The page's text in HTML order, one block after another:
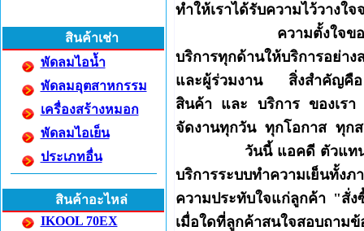
สินค้าเช่า
พัดลมไอน้ำ
พัดลมอุตสาหกรรม
เครื่องสร้างหมอก
พัดลมไอเย็น
ประเภทอื่น
สินค้าอะไหล่
IKOOL 70EX
ทำให้เราได้รับความไว้วาง
ความตั้งใจของการดำ
บริการทุกด้านให้บริการอย่า
และผู้ร่วมงาน สิ่งสำคัญคือ
สินค้า และ บริการ ของเ
จัดงานทุกวัน ทุกโอกาส ทุกส
วันนี้ แอคดี ตัวแทนจำหน่
บริการระบบทำความเย็นทั้ง
ความประทับใจแก่ลูกค้า "สั่
เมื่อใดที่ลูกค้าสนใจสอบถาม